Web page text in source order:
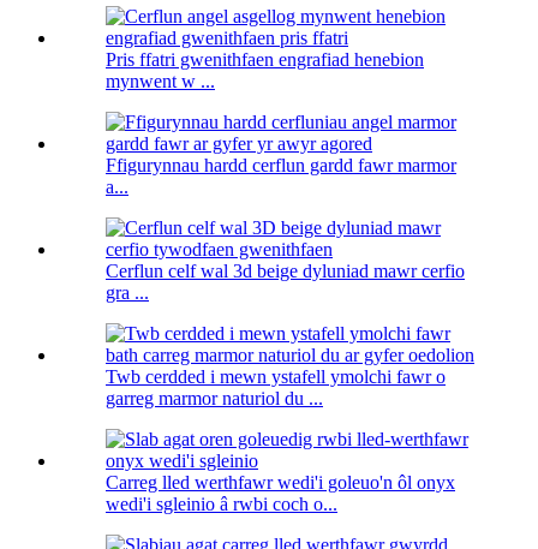
Pris ffatri gwenithfaen engrafiad henebion
mynwent w ...
Ffigurynnau hardd cerflun gardd fawr marmor
a...
Cerflun celf wal 3d beige dyluniad mawr cerfio
gra ...
Twb cerdded i mewn ystafell ymolchi fawr o
garreg marmor naturiol du ...
Carreg lled werthfawr wedi'i goleuo'n ôl onyx
wedi'i sgleinio â rwbi coch o...